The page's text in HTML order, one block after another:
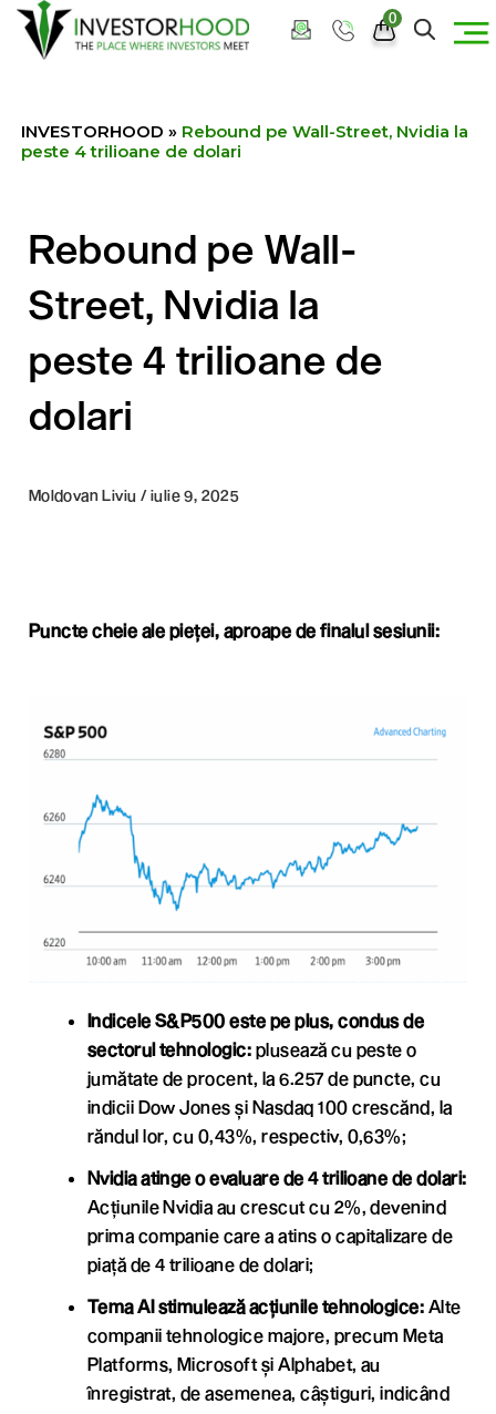
0
INVESTORHOOD » Rebound pe Wall-Street, Nvidia la
peste 4 trilioane de dolari
Rebound pe Wall-
Street, Nvidia la
peste 4 trilioane de
dolari
Moldovan Liviu / iulie 9, 2025
Puncte cheie ale pieței, aproape de finalul sesiunii:
Indicele S&P500 este pe plus, condus de
sectorul tehnologic: plusează cu peste o
jumătate de procent, la 6.257 de puncte, cu
indicii Dow Jones și Nasdaq 100 crescănd, la
răndul lor, cu 0,43%, respectiv, 0,63%;
Nvidia atinge o evaluare de 4 trilioane de dolari:
Acțiunile Nvidia au crescut cu 2%, devenind
prima companie care a atins o capitalizare de
piață de 4 trilioane de dolari;
Tema AI stimulează acțiunile tehnologice: Alte
companii tehnologice majore, precum Meta
Platforms, Microsoft și Alphabet, au
înregistrat, de asemenea, câștiguri, indicând